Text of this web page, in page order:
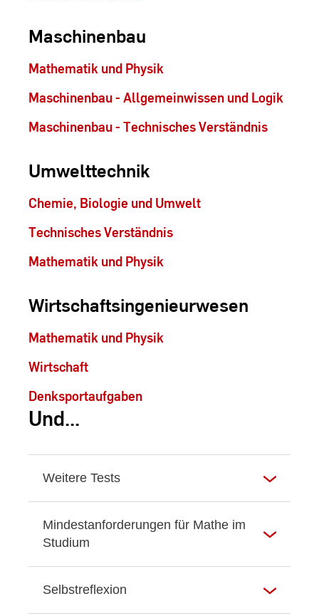
Maschinenbau
Mathematik und Physik
Maschinenbau - Allgemeinwissen und Logik
Maschinenbau - Technisches Verständnis
Umwelttechnik
Chemie, Biologie und Umwelt
Technisches Verständnis
Mathematik und Physik
Wirtschaftsingenieurwesen
Mathematik und Physik
Wirtschaft
Denksportaufgaben
Und...
Weitere Tests
Mindestanforderungen für Mathe im
Studium
Selbstreflexion